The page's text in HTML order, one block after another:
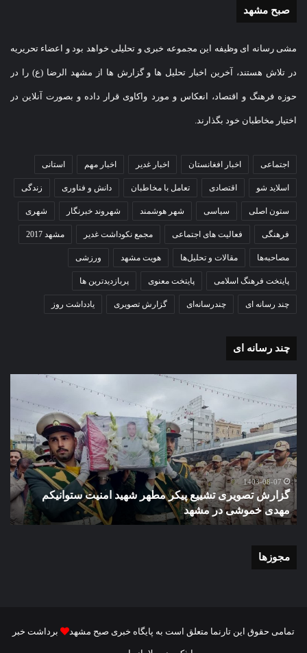
صبح مشهد
مشی رسانه ای وظیفه این مجموعه خبری و تحلیلی خواهد بود و اعضاء تحریریه
در تلاش هستند، آخرین اخبار تحلیل ها و گزارش ها از مشهد الرضا (ع) را در
حوزه فرهنگ و اقتصاد، انعکاس و مورد واکاوی قرار داده و بصورت آنلاین در
اختیار مخاطبان خود بگذارند.
اجتماعی اخبار افغانستان اخبار غدیر اخبار مهم استانی
اسلاید شو اقتصادی تعامل با مخاطبان دانش و فناوری زندگی
ستون اصلی سیاسی شهر هوشمند شهروند خبرنگار شهری
فرهنگی فعالیت های اجتماعی مجمع نکوداشت غدیر مشهد 2017
مصاحبه‌ها مقالات و تحلیل‌ها هویت مشهد ورزشی
پایتخت فرهنگ اسلامی پایتخت معنوی پربازدیدترین ها
چند رسانه ای چندرسانه‌ای گزارش تصویری یادداشت روز
چند رسانه ای
تشییع
پیکر
مطهر
شهید
امنیت
ستوانیکم
مهدی
خموشی
در
1403-08-07
گزارش تصویری تشییع پیکر مطهر شهید امنیت ستوانیکم
مهدی خموشی در مشهد
با
مجوزها
تمامی حقوق این تارنما متعلق است به پایگاه خبری صبح مشهد برداشت خبر